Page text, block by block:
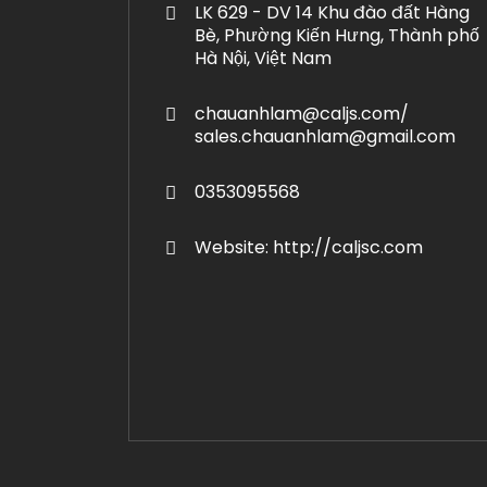
LK 629 - DV 14 Khu đào đất Hàng
Bè, Phường Kiến Hưng, Thành phố
Hà Nội, Việt Nam
chauanhlam@caljs.com/
sales.chauanhlam@gmail.com
0353095568
Website: http://caljsc.com